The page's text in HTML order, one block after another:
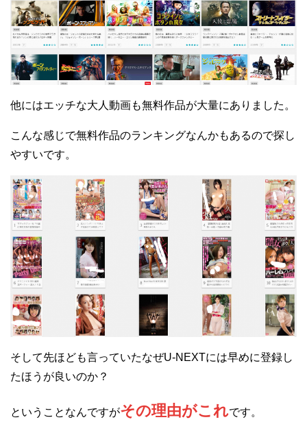
他にはエッチな大人動画も無料作品が大量にありました。
こんな感じで無料作品のランキングなんかもあるので探し
やすいです。
そして先ほども言っていたなぜU-NEXTには早めに登録し
たほうが良いのか？
ということなんですがその理由がこれです。